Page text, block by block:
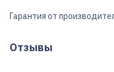
Гарантия от
Отзывы